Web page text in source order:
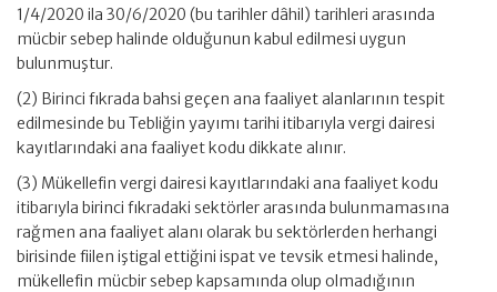
1/4/2020 ila 30/6/2020 (bu tarihler dâhil) tarihleri arasında
mücbir sebep halinde olduğunun kabul edilmesi uygun
bulunmuştur.
(2) Birinci fıkrada bahsi geçen ana faaliyet alanlarının tespit
edilmesinde bu Tebliğin yayımı tarihi itibarıyla vergi dairesi
kayıtlarındaki ana faaliyet kodu dikkate alınır.
(3) Mükellefin vergi dairesi kayıtlarındaki ana faaliyet kodu
itibarıyla birinci fıkradaki sektörler arasında bulunmamasına
rağmen ana faaliyet alanı olarak bu sektörlerden herhangi
birisinde fiilen iştigal ettiğini ispat ve tevsik etmesi halinde,
mükellefin mücbir sebep kapsamında olup olmadığının